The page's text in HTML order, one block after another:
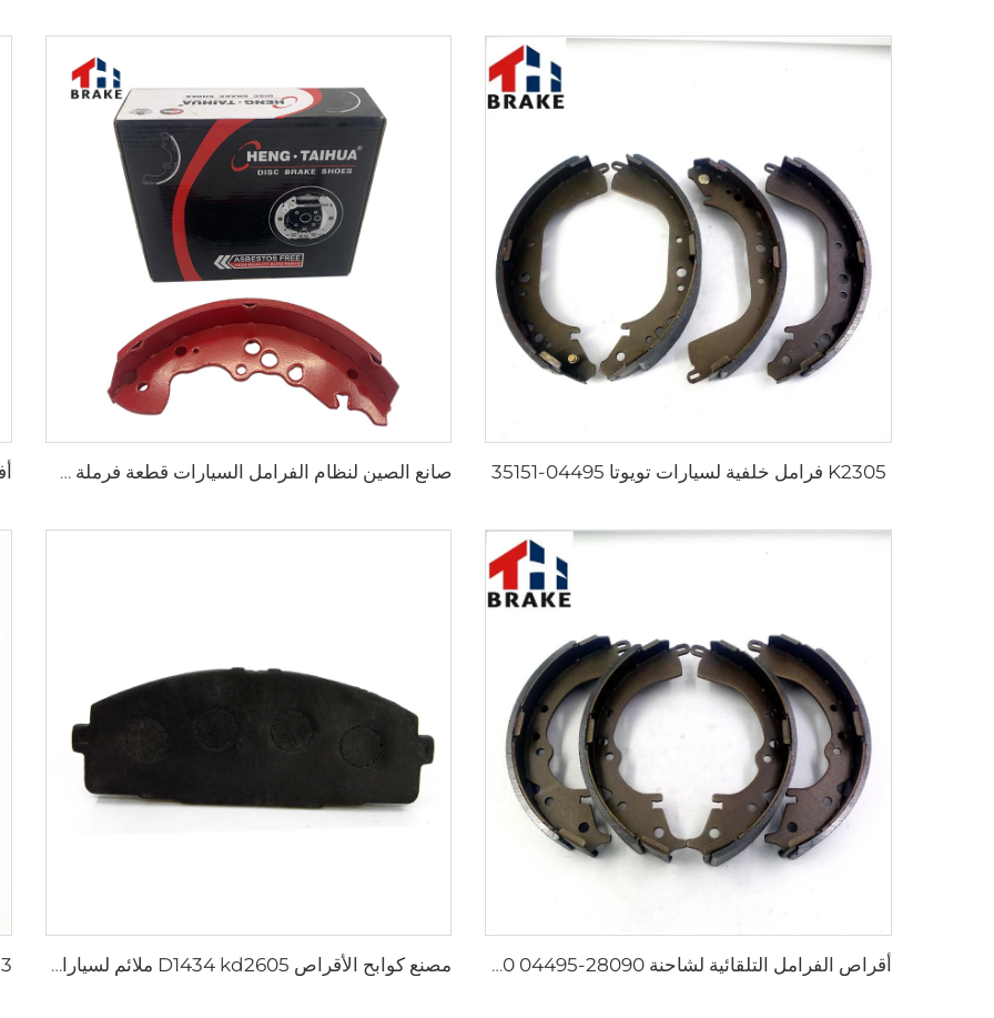
K2305 فرامل خلفية لسيارات تويوتا 04495-35151 صانع الصين لنظام الفرامل السيارات قطعة فرملة سيارات
أقراص الفرامل التلقائية لشاحنة HILUX VII OEM 04495-0K010 04495-28090 مصنع كوابح الأقراص D1434 kd2605 ملائم لسيارات تويوتا HIACE IV باص